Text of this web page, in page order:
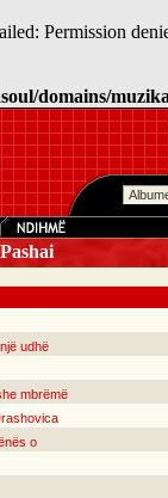
Permission
domains/
udhë
mbrëmë
o